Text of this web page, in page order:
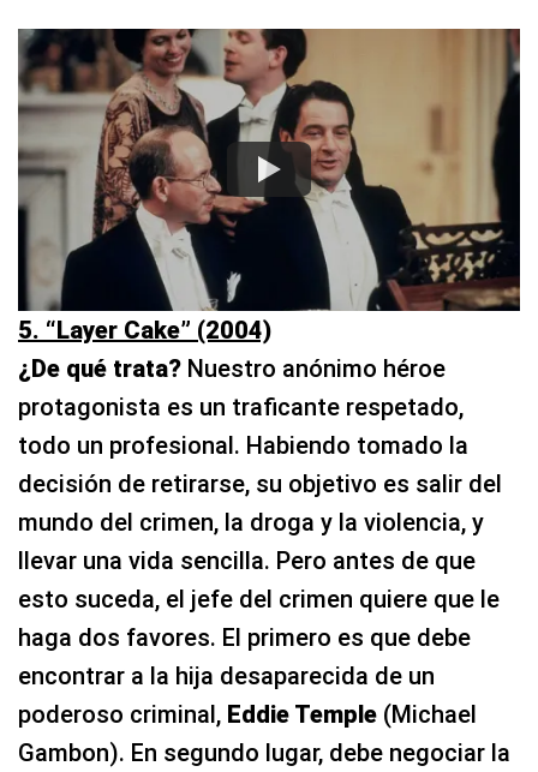
5. “Layer Cake” (2004)
¿De qué trata? Nuestro anónimo héroe
protagonista es un traficante respetado,
todo un profesional. Habiendo tomado la
decisión de retirarse, su objetivo es salir del
mundo del crimen, la droga y la violencia, y
llevar una vida sencilla. Pero antes de que
esto suceda, el jefe del crimen quiere que le
haga dos favores. El primero es que debe
encontrar a la hija desaparecida de un
poderoso criminal, Eddie Temple (Michael
Gambon). En segundo lugar, debe negociar la